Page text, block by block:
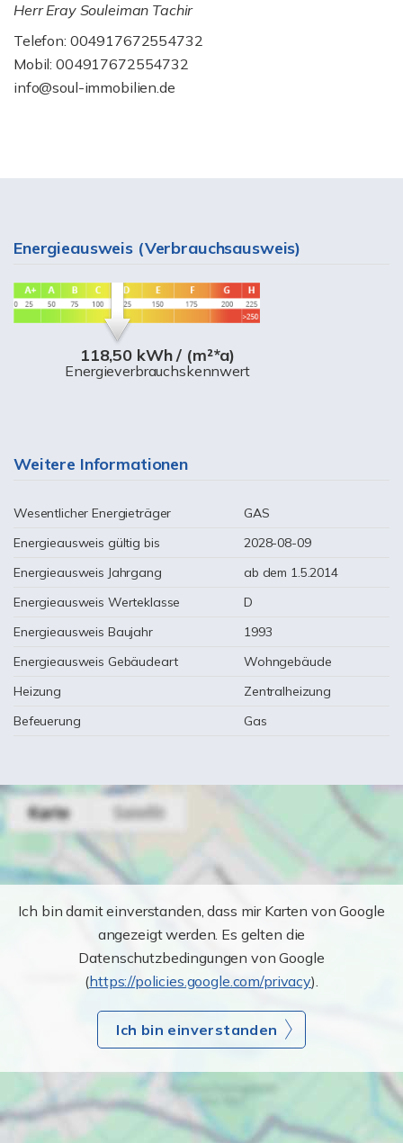
Herr Eray Souleiman Tachir
Telefon: 004917672554732
Mobil: 004917672554732
info@soul-immobilien.de
Energieausweis (Verbrauchsausweis)
118,50 kWh / (m²*a)
Energieverbrauchskennwert
Weitere Informationen
Wesentlicher Energieträger
GAS
Energieausweis gültig bis
2028-08-09
Energieausweis Jahrgang
ab dem 1.5.2014
Energieausweis Werteklasse
D
Energieausweis Baujahr
1993
Energieausweis Gebäudeart
Wohngebäude
Heizung
Zentralheizung
Befeuerung
Gas
Ich bin damit einverstanden, dass mir Karten von Google
angezeigt werden. Es gelten die
Datenschutzbedingungen von Google
(https://policies.google.com/privacy).
Ich bin einverstanden